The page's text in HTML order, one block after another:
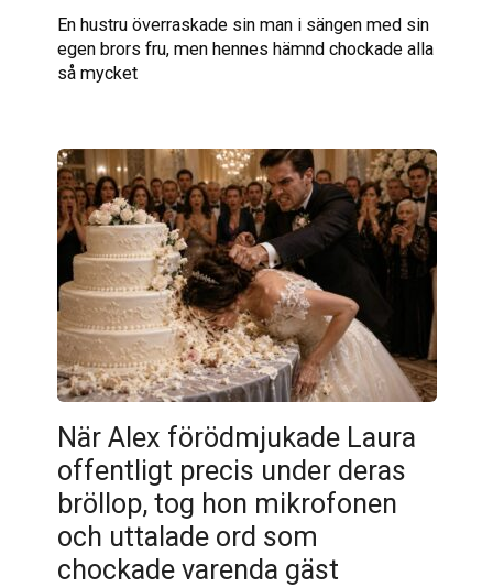
En hustru överraskade sin man i sängen med sin
egen brors fru, men hennes hämnd chockade alla
så mycket
När Alex förödmjukade Laura
offentligt precis under deras
bröllop, tog hon mikrofonen
och uttalade ord som
chockade varenda gäst